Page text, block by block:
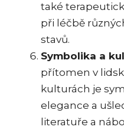
také
při léčbě
stavů.
Symbolika a
přítomen v
kulturách je
elegance a
literatuře a